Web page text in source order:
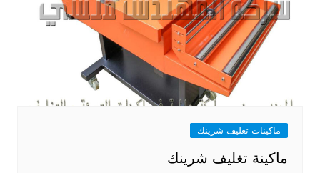
ماكينات تغليف شرينك
ماكينة تغليف شرينك